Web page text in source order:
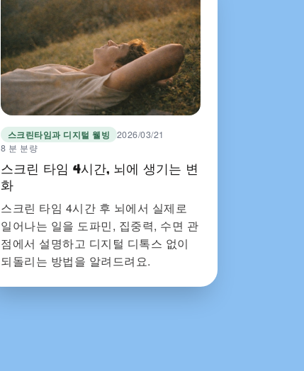
스크린타임과 디지털 웰빙 2026/03/21
8 분 분량
스크린 타임 4시간, 뇌에 생기는 변
화
스크린 타임 4시간 후 뇌에서 실제로
일어나는 일을 도파민, 집중력, 수면 관
점에서 설명하고 디지털 디톡스 없이
되돌리는 방법을 알려드려요.